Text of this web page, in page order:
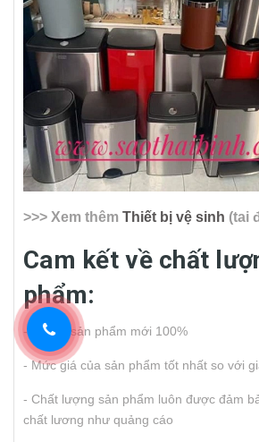
>>> Xem thêm Thiết bị vệ sinh (tai
Cam kết về chất
phẩm:
- Đây là sản phẩm mới 100%
- Mức giá của sản phẩm tốt nhất so với
- Chất lượng sản phẩm luôn được đảm
chất lương như quảng cáo